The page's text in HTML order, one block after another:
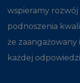
wspieramy
podnoszenia
że
każdej